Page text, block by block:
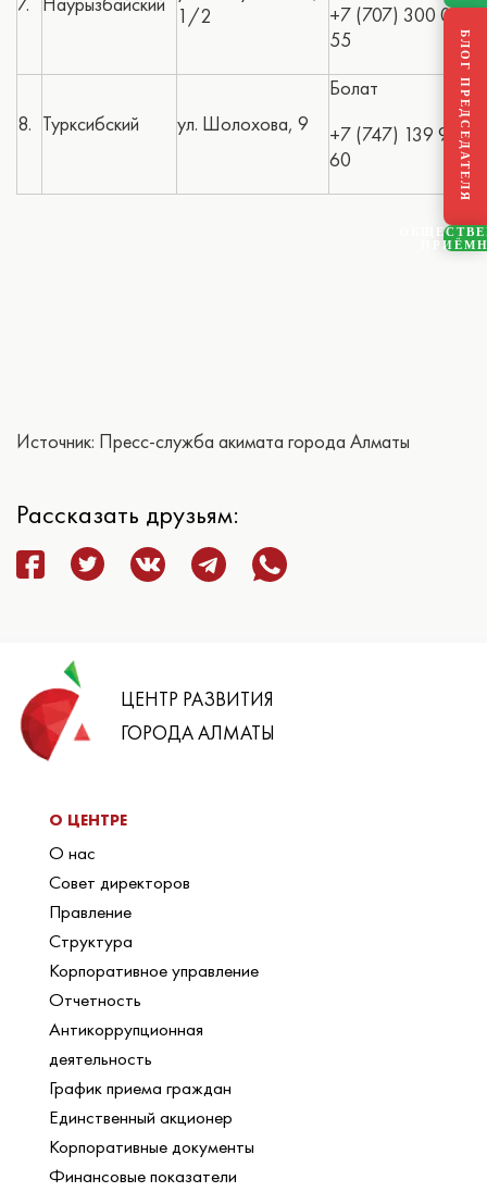
1/2
+7 (707) 300 03
55
8. Турксибский ул. Шолохова, 9
Болат
+7 (747) 139 93
60
Источник: Пресс-служба акимата города Алматы
Рассказать друзьям:
ЦЕНТР РАЗВИТИЯ
ГОРОДА АЛМАТЫ
О ЦЕНТРЕ
О нас
Совет директоров
Правление
Структура
Корпоративное управление
Отчетность
Антикоррупционная
деятельность
График приема граждан
Единственный акционер
Корпоративные документы
Финансовые показатели
БЛОГ ПРЕДСЕДАТЕЛЯ